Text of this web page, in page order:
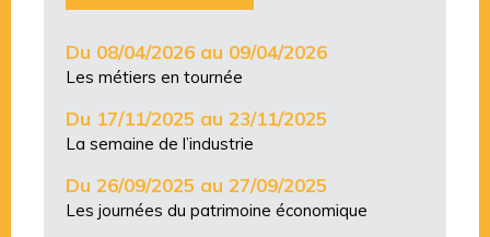
Du 08/04/2026 au 09/04/2026
Les métiers en tournée
Du 17/11/2025 au 23/11/2025
La semaine de l’industrie
Du 26/09/2025 au 27/09/2025
Les journées du patrimoine économique